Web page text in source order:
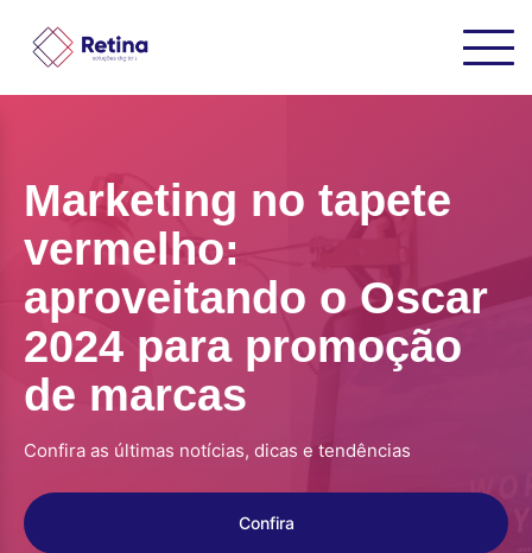
Marketing no tapete
vermelho:
aproveitando o Oscar
2024 para promoção
de marcas
Confira as últimas notícias, dicas e tendências
Confira